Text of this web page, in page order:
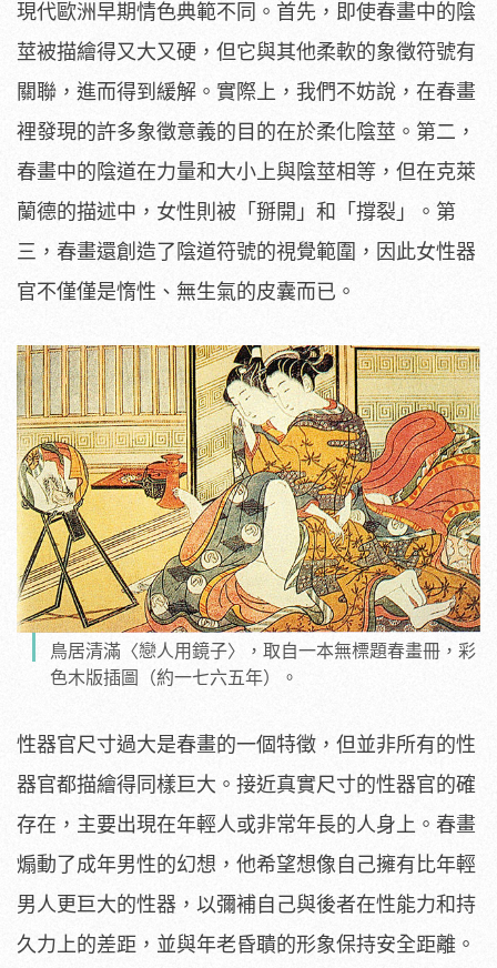
現代歐洲早期情色典範不同。首先，即使春畫中的陰
莖被描繪得又大又硬，但它與其他柔軟的象徵符號有
關聯，進而得到緩解。實際上，我們不妨說，在春畫
裡發現的許多象徵意義的目的在於柔化陰莖。第二，
春畫中的陰道在力量和大小上與陰莖相等，但在克萊
蘭德的描述中，女性則被「掰開」和「撐裂」。第
三，春畫還創造了陰道符號的視覺範圍，因此女性器
官不僅僅是惰性、無生氣的皮囊而已。
鳥居清滿〈戀人用鏡子〉，取自一本無標題春畫冊，彩
色木版插圖（約一七六五年）。
性器官尺寸過大是春畫的一個特徵，但並非所有的性
器官都描繪得同樣巨大。接近真實尺寸的性器官的確
存在，主要出現在年輕人或非常年長的人身上。春畫
煽動了成年男性的幻想，他希望想像自己擁有比年輕
男人更巨大的性器，以彌補自己與後者在性能力和持
久力上的差距，並與年老昏聵的形象保持安全距離。